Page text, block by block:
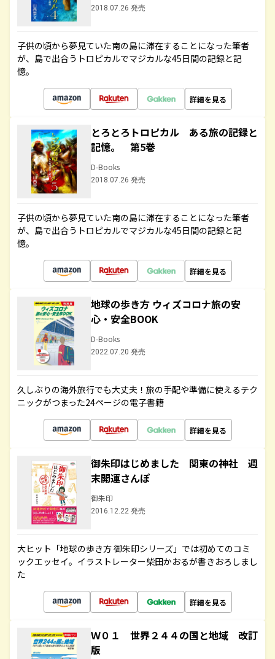
2018.07.26 発売
子供の頃から夢見ていた南の島に滞在することになった筆者
が、島で出合うトロピカルでマジカルな45日間の記録と記
憶。
詳細を見る
とろとろトロピカル ある旅の記録と
記憶。 第5巻
D-Books
2018.07.26 発売
子供の頃から夢見ていた南の島に滞在することになった筆者
が、島で出合うトロピカルでマジカルな45日間の記録と記
憶。
詳細を見る
地球の歩き方 ウィズコロナ旅の安
心・安全BOOK
D-Books
2022.07.20 発売
久しぶりの海外旅行でも大丈夫！旅の手配や準備に使えるテク
ニックがつまった24ページの電子書籍
詳細を見る
御朱印はじめました 関東の神社 週
末開運さんぽ
御朱印
2016.12.22 発売
大ヒット「地球の歩き方 御朱印シリーズ」では初めてのコミ
ックエッセイ。イラストレーター柴田かおるが書きおろしまし
た
詳細を見る
Ｗ０１ 世界２４４の国と地域 改訂
版